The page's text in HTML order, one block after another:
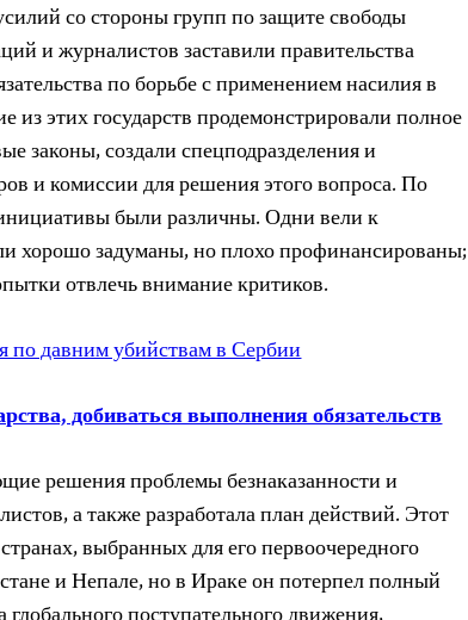
со стороны групп по защите свободы
и журналистов заставили правительства
по борьбе с применением насилия в
этих государств продемонстрировали полное
законы, создали спецподразделения и
и комиссии для решения этого вопроса. По
были различны. Одни вели к
хорошо задуманы, но плохо профинансированы;
отвлечь внимание критиков.
по давним убийствам в Сербии
добиваться выполнения обязательств
решения проблемы безнаказанности и
а также разработала план действий. Этот
выбранных для его первоочередного
и Непале, но в Ираке он потерпел полный